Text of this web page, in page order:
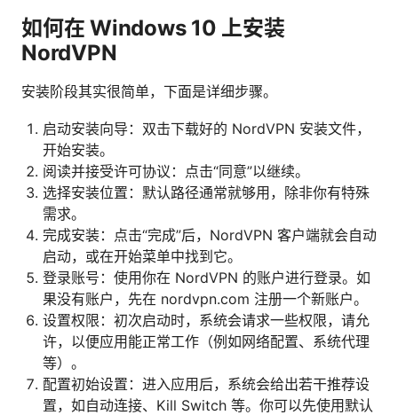
如何在 Windows 10 上安装
NordVPN
安装阶段其实很简单，下面是详细步骤。
启动安装向导：双击下载好的 NordVPN 安装文件，
开始安装。
阅读并接受许可协议：点击“同意”以继续。
选择安装位置：默认路径通常就够用，除非你有特殊
需求。
完成安装：点击“完成”后，NordVPN 客户端就会自动
启动，或在开始菜单中找到它。
登录账号：使用你在 NordVPN 的账户进行登录。如
果没有账户，先在 nordvpn.com 注册一个新账户。
设置权限：初次启动时，系统会请求一些权限，请允
许，以便应用能正常工作（例如网络配置、系统代理
等）。
配置初始设置：进入应用后，系统会给出若干推荐设
置，如自动连接、Kill Switch 等。你可以先使用默认